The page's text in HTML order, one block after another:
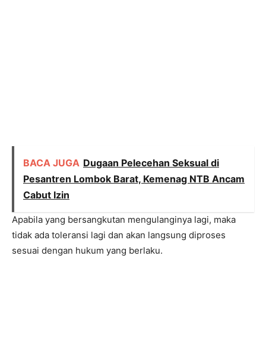
BACA JUGA Dugaan Pelecehan Seksual di
Pesantren Lombok Barat, Kemenag NTB Ancam
Cabut Izin
Apabila yang bersangkutan mengulanginya lagi, maka
tidak ada toleransi lagi dan akan langsung diproses
sesuai dengan hukum yang berlaku.